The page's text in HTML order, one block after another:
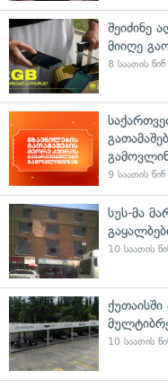
შეიძინე
მიიღე
8 საათის წინ
9 საათის წინ
სუს-მა
10 საათის
10 საათის